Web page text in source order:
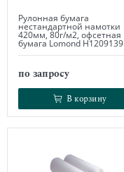
Рулонная бумага
нестандартной намотки
420мм, 80г/м2, офсетная
бумага Lomond Н1209139
по запросу
В корзину
В корзину